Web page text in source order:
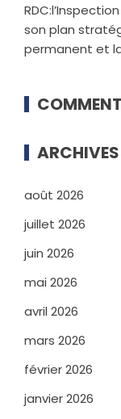
son plan
permanent et
ARCHIVES
août 2026
juillet 2026
juin 2026
mai 2026
avril 2026
mars 2026
février 2026
janvier 2026